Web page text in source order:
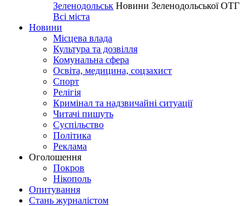
Зеленодольськ Новини Зеленодольської ОТГ
Всі міста
Новини
Місцева влада
Культура та дозвілля
Комунальна сфера
Освіта, медицина, соцзахист
Спорт
Релігія
Кримінал та надзвичайні ситуації
Читачі пишуть
Суспільство
Політика
Реклама
Оголошення
Покров
Нікополь
Опитування
Стань журналістом